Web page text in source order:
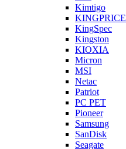
Kimtigo
KINGPRICE
KingSpec
Kingston
KIOXIA
Micron
MSI
Netac
Patriot
PC PET
Pioneer
Samsung
SanDisk
Seagate